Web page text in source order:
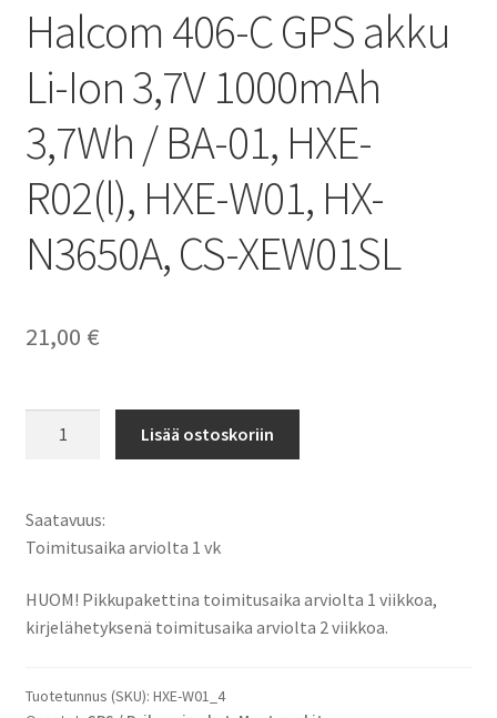
Halcom 406-C GPS akku
Li-Ion 3,7V 1000mAh
3,7Wh / BA-01, HXE-
R02(l), HXE-W01, HX-
N3650A, CS-XEW01SL
21,00 €
akku
Li-
1000mAh
/
Lisää ostoskoriin
Saatavuus:
Toimitusaika arviolta 1 vk
HUOM! Pikkupakettina toimitusaika arviolta 1 viikkoa,
kirjelähetyksenä toimitusaika arviolta 2 viikkoa.
Tuotetunnus (SKU): HXE-W01_4